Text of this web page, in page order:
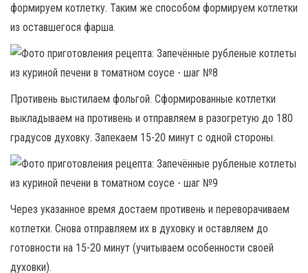
формируем котлетку. Таким же способом формируем котлетки
из оставшегося фарша.
Противень выстилаем фольгой. Сформированные котлетки
выкладываем на противень и отправляем в разогретую до 180
градусов духовку. Запекаем 15-20 минут с одной стороны.
Через указанное время достаем противень и переворачиваем
котлетки. Снова отправляем их в духовку и оставляем до
готовности на 15-20 минут (учитываем особенности своей
духовки).